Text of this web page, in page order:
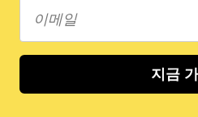
지금